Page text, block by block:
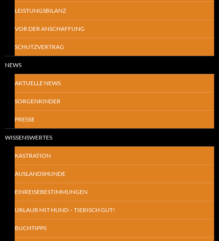
LEISTUNGSBILANZ
VOR DER ANSCHAFFUNG
SCHUTZVERTRAG
NEWS
AKTUELLE NEWS
SORGENKINDER
PRESSE
WISSENSWERTES
KASTRATION
AUSLANDSHUNDE
EINREISEBESTIMMUNGEN
URLAUB MIT HUND – TIERISCH GUT!
BUCHTIPPS